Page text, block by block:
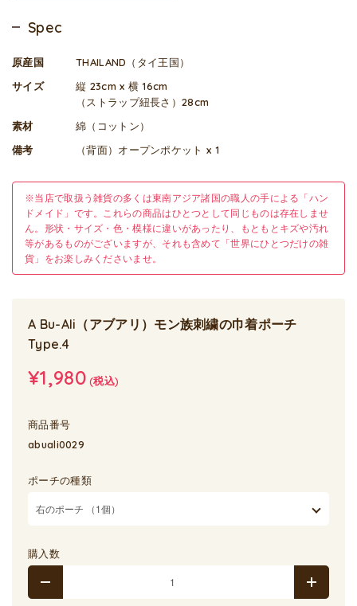
Spec
原産国
THAILAND（タイ王国）
サイズ
縦 23cm x 横 16cm
（ストラップ紐長さ）28cm
素材
綿（コットン）
備考
（背面）オープンポケット x 1
※当店で取扱う雑貨の多くは東南アジア諸国の職人の手による「ハン
ドメイド」です。これらの商品はひとつとして同じものは存在しませ
ん。形状・サイズ・色・模様に違いがあったり、もともとキズや汚れ
等があるものがございますが、それも含めて「世界にひとつだけの雑
貨」をお楽しみくださいませ。
A Bu-Ali（アブアリ）モン族刺繍の巾着ポーチ
Type.4
¥1,980(税込)
商品番号
abuali0029
ポーチの種類
購入数